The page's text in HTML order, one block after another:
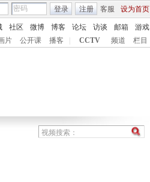
客服 设为首页
登录 注册
社区 微博 博客 论坛 访谈 邮箱
游戏
片 公开课 播客 CCTV 频道 栏目